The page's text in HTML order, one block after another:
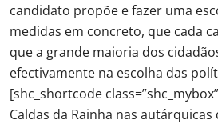
candidato propõe e fazer uma
medidas em concreto, que cada
que a grande maioria dos
efectivamente na escolha das
[shc_shortcode
Caldas da Rainha nas